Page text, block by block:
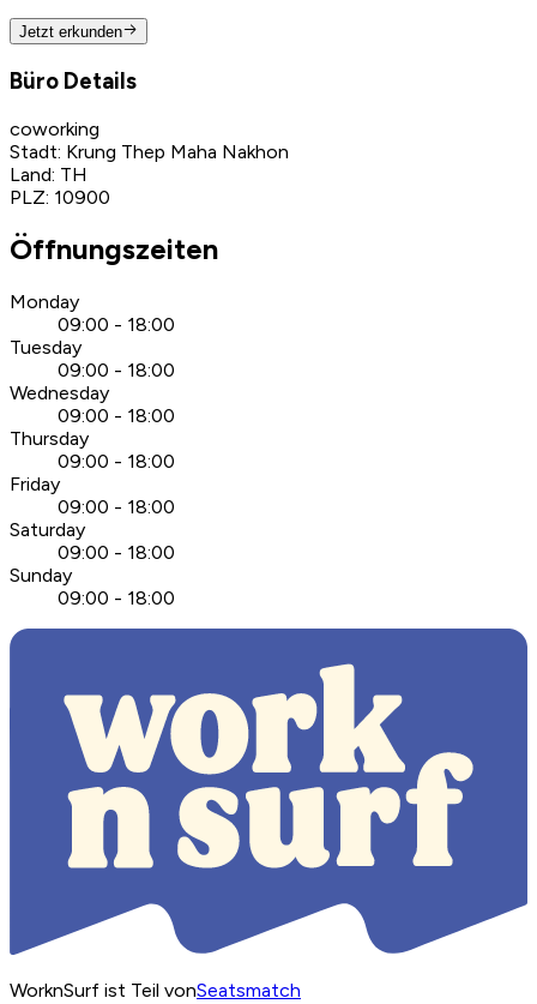
Jetzt erkunden
Büro Details
coworking
Stadt: Krung Thep Maha Nakhon
Land: TH
PLZ: 10900
Öffnungszeiten
Monday
09:00 - 18:00
Tuesday
09:00 - 18:00
Wednesday
09:00 - 18:00
Thursday
09:00 - 18:00
Friday
09:00 - 18:00
Saturday
09:00 - 18:00
Sunday
09:00 - 18:00
WorknSurf ist Teil vonSeatsmatch